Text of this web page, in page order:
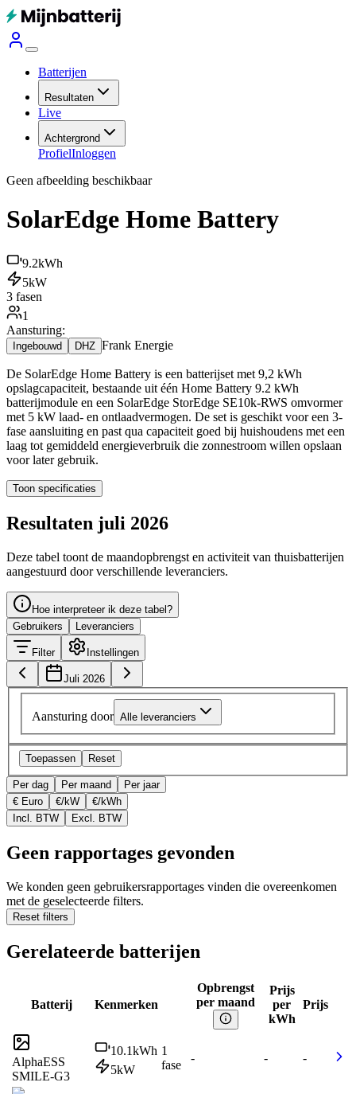
Batterijen
Resultaten
Live
Achtergrond
ProfielInloggen
Geen afbeelding beschikbaar
SolarEdge Home Battery
9.2kWh
5kW
3 fasen
1
Aansturing:
Ingebouwd DHZ Frank Energie
De SolarEdge Home Battery is een batterijset met 9,2 kWh
opslagcapaciteit, bestaande uit één Home Battery 9.2 kWh
batterijmodule en een SolarEdge StorEdge SE10k-RWS omvormer
met 5 kW laad- en ontlaadvermogen. De set is geschikt voor een 3-
fase aansluiting en past qua capaciteit goed bij huishoudens met een
laag tot gemiddeld energieverbruik die zonnestroom willen opslaan
voor later gebruik.
Toon specificaties
Resultaten juli 2026
Deze tabel toont de maandopbrengst en activiteit van thuisbatterijen
aangestuurd door verschillende leveranciers.
Hoe interpreteer ik deze tabel?
Gebruikers
Leveranciers
Filter Instellingen
Juli 2026
Aansturing door Alle leveranciers
Toepassen Reset
Per dag Per maand
Per jaar
€ Euro
€/kW
€/kWh
Incl. BTW
Excl. BTW
Geen rapportages gevonden
We konden geen gebruikersrapportages vinden die overeenkomen
met de geselecteerde filters.
Reset filters
Gerelateerde batterijen
Batterij Kenmerken
Opbrengst
per maand
Prijs
per
kWh
Prijs
AlphaESS
SMILE-G3
10.1kWh
5kW
1
fase
- - -